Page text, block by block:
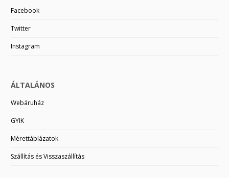
Facebook
Twitter
Instagram
ÁLTALÁNOS
Webáruház
GYIK
Mérettáblázatok
Szállítás és Visszaszállítás